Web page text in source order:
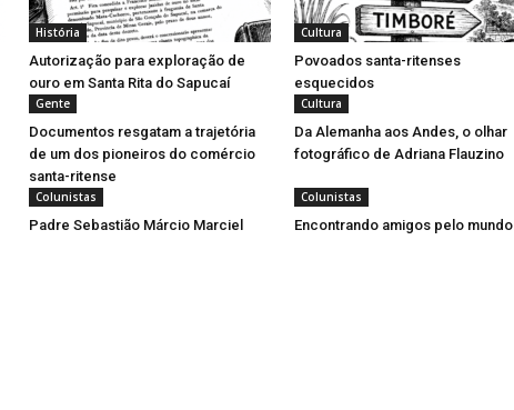
História
Autorização para exploração de
ouro em Santa Rita do Sapucaí
Cultura
Povoados santa-ritenses
esquecidos
Gente
Documentos resgatam a trajetória
de um dos pioneiros do comércio
santa-ritense
Cultura
Da Alemanha aos Andes, o olhar
fotográfico de Adriana Flauzino
Colunistas
Padre Sebastião Márcio Marciel
Colunistas
Encontrando amigos pelo mundo